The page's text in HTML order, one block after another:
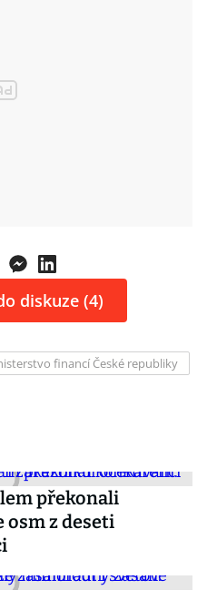
diskuze (4)
financí České republiky
překonali
osm z deseti